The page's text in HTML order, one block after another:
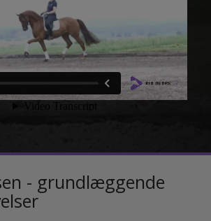
- grundlæggende